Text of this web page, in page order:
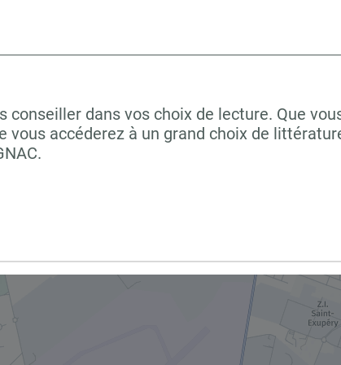
conseiller dans vos choix de lecture. Que
vous accéderez à un grand choix de